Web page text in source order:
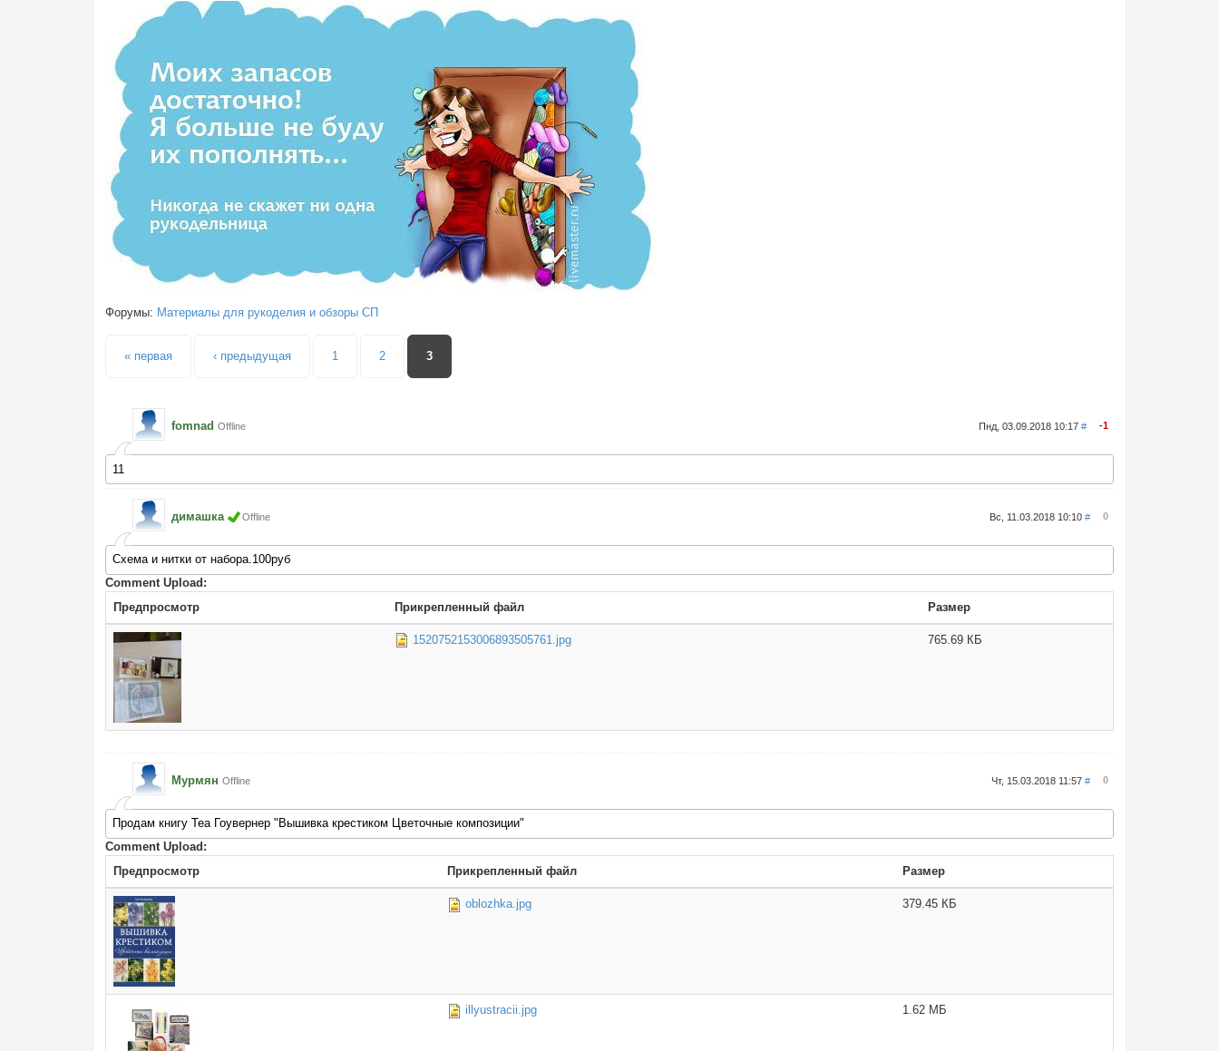
Форумы: Материалы для рукоделия и обзоры СП
Страницы
« первая ‹ предыдущая 1 2 3
fomnad Offline Пнд, 03.09.2018 10:17# -1
11
димашка Offline Вс, 11.03.2018 10:10# 0
Схема и нитки от набора.100руб
Comment Upload:
Предпросмотр
Прикрепленный файл Размер
1520752153006893505761.jpg 765.69 КБ
Мурмян Offline Чт, 15.03.2018 11:57# 0
Продам книгу Теа Гоувернер "Вышивка крестиком Цветочные композиции"
Comment Upload:
Предпросмотр
Прикрепленный файл Размер
oblozhka.jpg 379.45 КБ
illyustracii.jpg 1.62 МБ